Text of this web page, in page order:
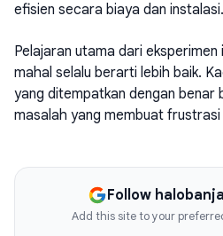
efisien secara biaya dan instalasi.
Pelajaran utama dari eksperimen
mahal selalu berarti lebih baik.
yang ditempatkan dengan benar
masalah yang membuat
Follow
Add this site to your